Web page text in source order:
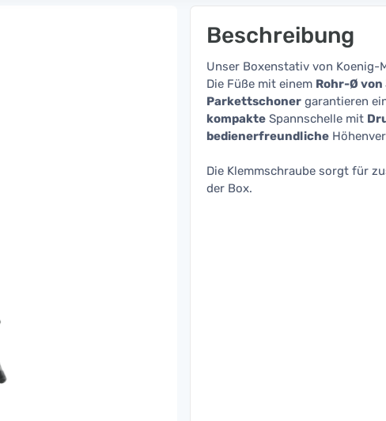
Beschreibung
Unser Boxenstativ von Koenig-
Die Füße mit einem Rohr-Ø von
Parkettschoner garantieren
kompakte Spannschelle mit
bedienerfreundliche
Die Klemmschraube sorgt für
der Box.